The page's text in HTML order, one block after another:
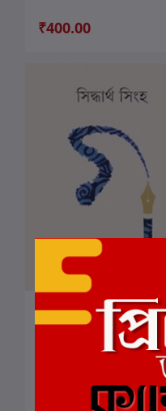
₹400.00
কার্টে যোগ করুন
পঞ্চাশটি গল্প — সিদ্ধার্থ সিংহ